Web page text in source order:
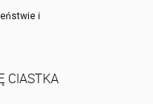
i
CIASTKA